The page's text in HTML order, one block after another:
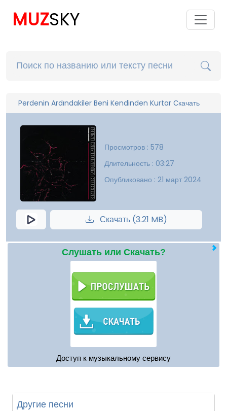
MUZSKY
Perdenin Ardındakiler Beni Kendinden Kurtar Скачать
Просмотров : 578
Длительность : 03:27
Опубликовано : 21 март 2024
Скачать (3.21 MB)
Слушать или Скачать?
Доступ к музыкальному сервису
Другие песни